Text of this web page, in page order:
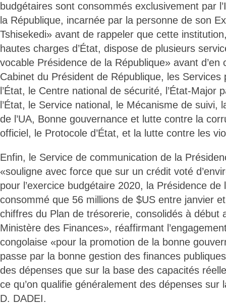
budgétaires sont consommés exclusivement par
la République, incarnée par la personne de son
Tshisekedi» avant de rappeler que cette
hautes charges d’État, dispose de plusieurs
vocable Présidence de la République» avant d’en
Cabinet du Président de République, les Services
l’État, le Centre national de sécurité, l’État-Major
l’État, le Service national, le Mécanisme de suivi,
de l’UA, Bonne gouvernance et lutte contre la
officiel, le Protocole d’État, et la lutte contre les
Enfin, le Service de communication de la
«souligne avec force que sur un crédit voté
pour l’exercice budgétaire 2020, la Présidence de
consommé que 56 millions de $US entre janvier
chiffres du Plan de trésorerie, consolidés à début
Ministère des Finances», réaffirmant
congolaise «pour la promotion de la bonne
passe par la bonne gestion des finances
des dépenses que sur la base des capacités
ce qu’on qualifie généralement des dépenses sur
D. DADEI.